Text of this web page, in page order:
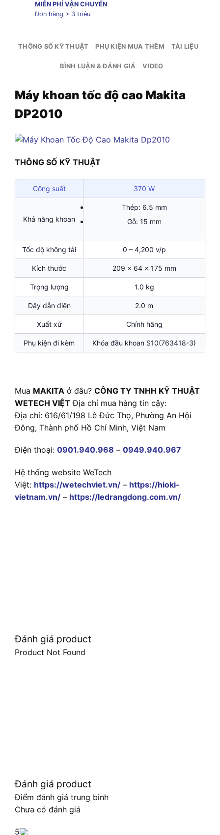
MIỄN PHÍ VẬN CHUYỂN
Đơn hàng > 3 triệu
THÔNG SỐ KỸ THUẬT PHỤ KIỆN MUA THÊM TÀI LIỆU
BÌNH LUẬN & ĐÁNH GIÁ VIDEO
Máy khoan tốc độ cao Makita
DP2010
THÔNG SỐ KỸ THUẬT
Công suất 370 W
Khả năng khoan
Thép: 6.5 mm
Gỗ: 15 mm
Tốc độ không tải 0 – 4,200 v/p
Kích thước 209 x 64 x 175 mm
Trọng lượng 1.0 kg
Dây dẫn điện 2.0 m
Xuất xứ Chính hãng
Phụ kiện đi kèm Khóa đầu khoan S10(763418-3)
Mua MAKITA ở đâu? CÔNG TY TNHH KỸ THUẬT
WETECH VIỆT Địa chỉ mua hàng tin cậy:
Địa chỉ: 616/61/198 Lê Đức Thọ, Phường An Hội
Đông, Thành phố Hồ Chí Minh, Việt Nam
Điện thoại: 0901.940.968 – 0949.940.967
Hệ thống website WeTech
Việt: https://wetechviet.vn/ – https://hioki-
vietnam.vn/ – https://ledrangdong.com.vn/
Đánh giá product
Product Not Found
Đánh giá product
Điểm đánh giá trung bình
Chưa có đánh giá
5